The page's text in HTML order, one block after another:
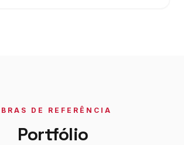
DE REFERÊNCIA
Portfólio